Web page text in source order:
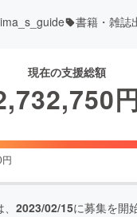
書籍・雑誌
現在の支援総額
円
2023/02/15に募集を開